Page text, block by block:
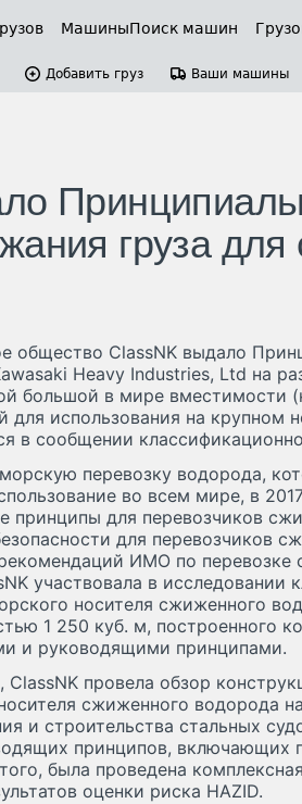
МашиныПоиск машин
Добавить груз Ваши машины
груза
общество ClassNK выдало
Heavy Industries, Ltd на
большой в мире вместимости
для использования на крупном
в сообщении
перевозку водорода,
во всем мире, в
принципы для перевозчиков
для перевозчиков
ИМО по перевозке
участвовала в исследовании
носителя сжиженного
1 250 куб. м, построенного
и руководящими принципами.
ClassNK провела обзор
сжиженного водорода
и строительства стальных
принципов, включающих
была проведена
оценки риска HAZID.